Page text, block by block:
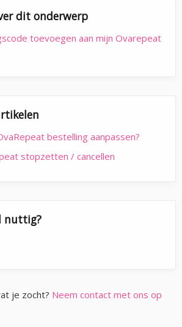
dit onderwerp
toevoegen aan mijn Ovarepeat
bestelling aanpassen?
stopzetten / cancellen
nuttig?
je zocht? Neem contact met ons op